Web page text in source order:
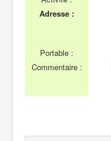
Adresse :
Portable :
Commentaire :